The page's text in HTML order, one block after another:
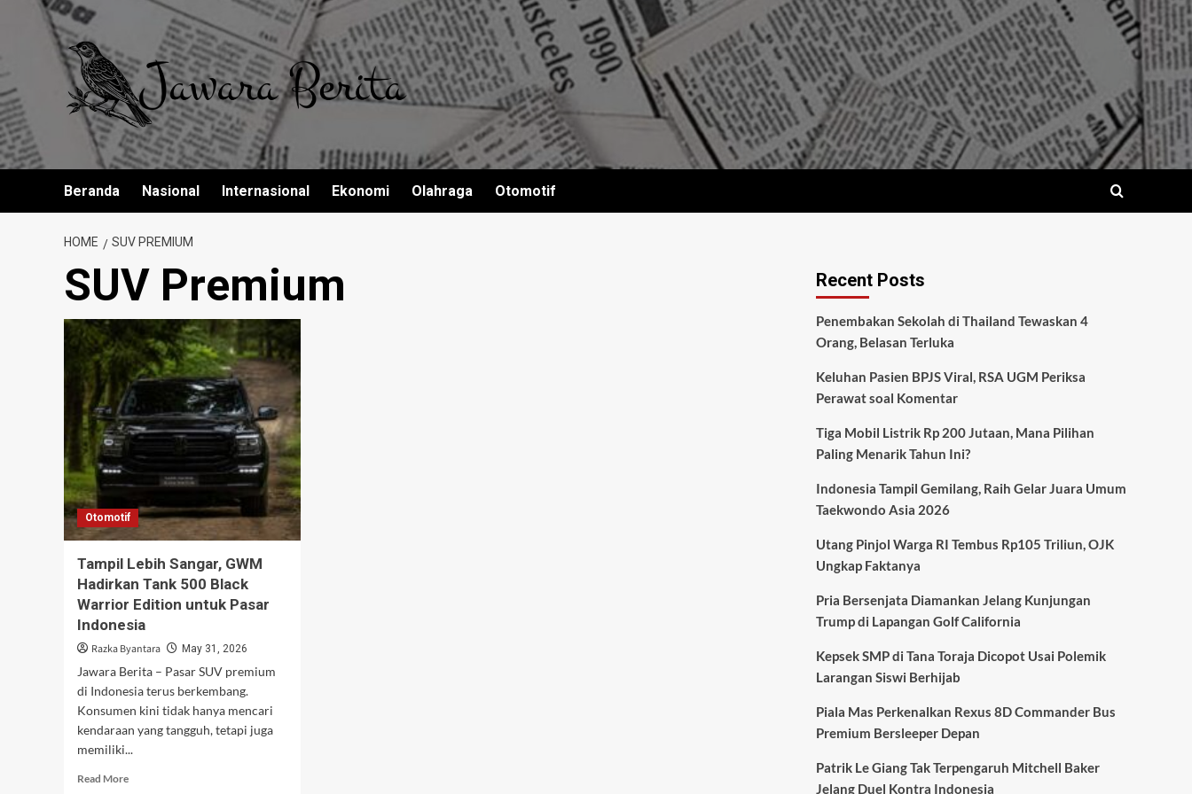
content
Beranda Nasional Internasional Ekonomi Olahraga Otomotif
HOME SUV PREMIUM
SUV Premium
Otomotif
Tampil Lebih Sangar, GWM
Hadirkan Tank 500 Black
Warrior Edition untuk Pasar
Indonesia
Razka Byantara May 31, 2026
Jawara Berita – Pasar SUV premium
di Indonesia terus berkembang.
Konsumen kini tidak hanya mencari
kendaraan yang tangguh, tetapi juga
memiliki...
Read MoreRead
Recent Posts
Penembakan Sekolah di Thailand Tewaskan 4
Orang, Belasan Terluka
Keluhan Pasien BPJS Viral, RSA UGM Periksa
Perawat soal Komentar
Tiga Mobil Listrik Rp 200 Jutaan, Mana Pilihan
Paling Menarik Tahun Ini?
Indonesia Tampil Gemilang, Raih Gelar Juara Umum
Taekwondo Asia 2026
Utang Pinjol Warga RI Tembus Rp105 Triliun, OJK
Ungkap Faktanya
Pria Bersenjata Diamankan Jelang Kunjungan
Trump di Lapangan Golf California
Kepsek SMP di Tana Toraja Dicopot Usai Polemik
Larangan Siswi Berhijab
Piala Mas Perkenalkan Rexus 8D Commander Bus
Premium Bersleeper Depan
Patrik Le Giang Tak Terpengaruh Mitchell Baker
Jelang Duel Kontra Indonesia